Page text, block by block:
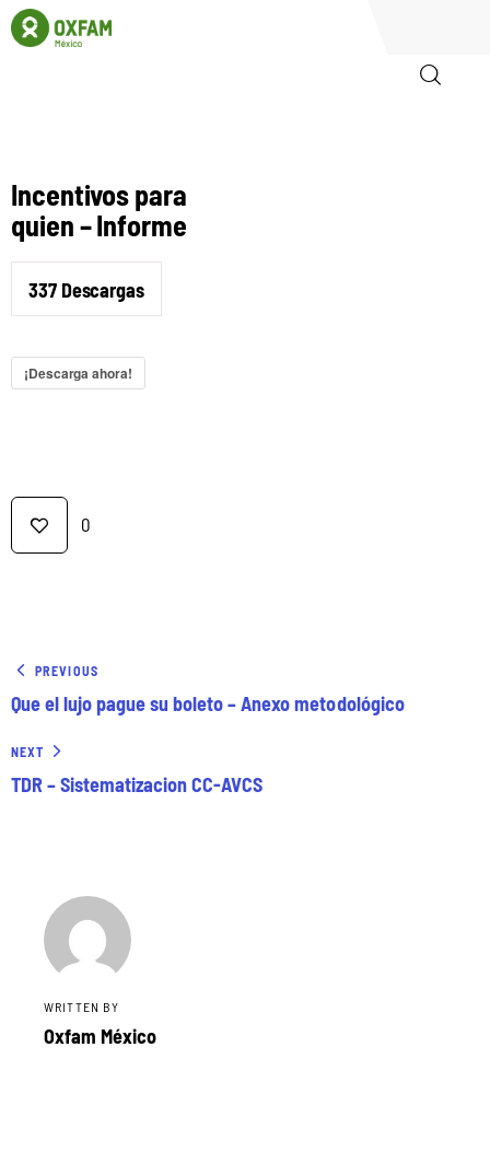
Quienes somos
Igualadas
Biblioteca
Participa
Incentivos para
quien – Informe
337Descargas
¡Descarga ahora!
0
PREVIOUS
Que el lujo pague su boleto – Anexo metodológico
NEXT
TDR – Sistematizacion CC-AVCS
WRITTEN BY
Oxfam México